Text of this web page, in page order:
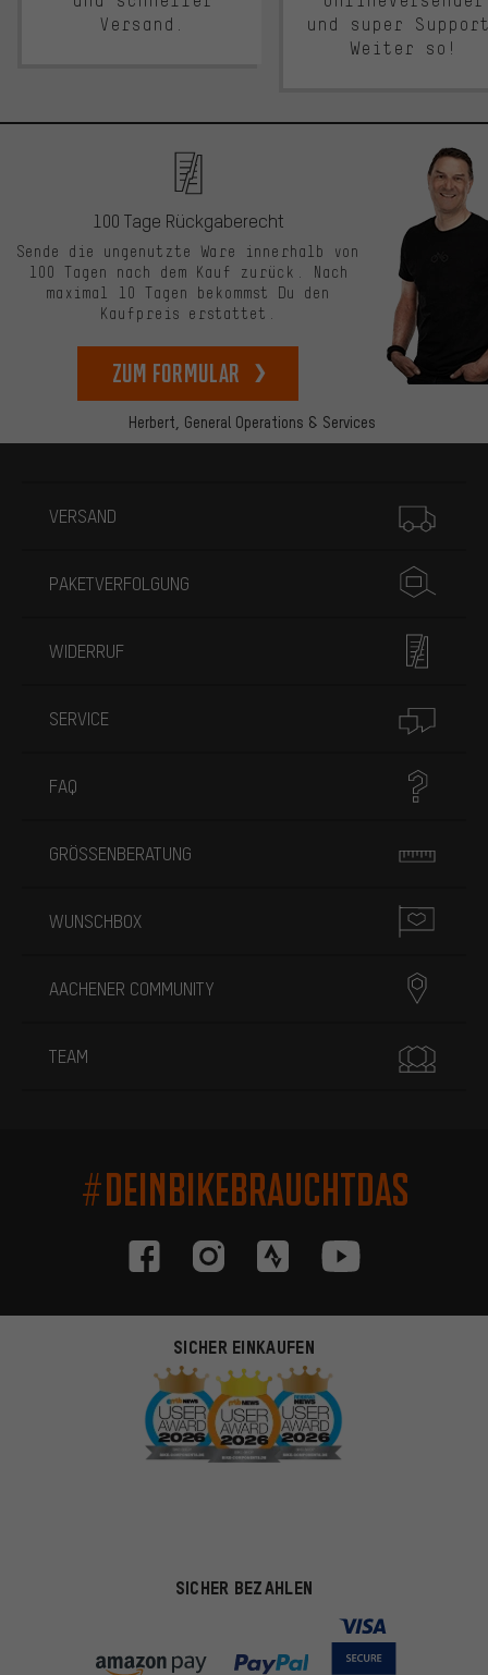
Versand.
und super
Weiter so!
Herbert, General Operations & Services
100 Tage Rückgaberecht
Sende die ungenutzte Ware innerhalb von
100 Tagen nach dem Kauf zurück. Nach
maximal 10 Tagen bekommst Du den
Kaufpreis erstattet.
zum Formular
VERSAND
PAKETVERFOLGUNG
WIDERRUF
SERVICE
FAQ
GRÖSSENBERATUNG
WUNSCHBOX
AACHENER COMMUNITY
TEAM
#DEINBIKEBRAUCHTDAS
SICHER EINKAUFEN
SICHER BEZAHLEN